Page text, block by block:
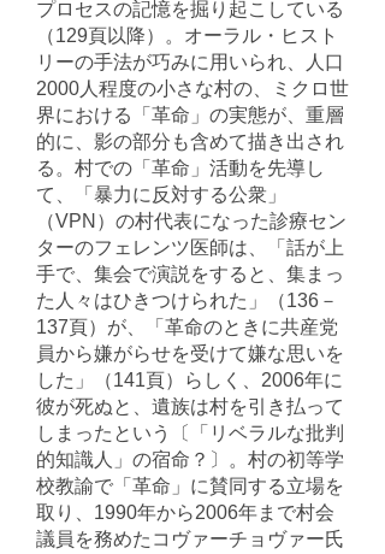
プロセスの記憶を掘り起こしている
（129頁以降）。オーラル・ヒスト
リーの手法が巧みに用いられ、人口
2000人程度の小さな村の、ミクロ世
界における「革命」の実態が、重層
的に、影の部分も含めて描き出され
る。村での「革命」活動を先導し
て、「暴力に反対する公衆」
（VPN）の村代表になった診療セン
ターのフェレンツ医師は、「話が上
手で、集会で演説をすると、集まっ
た人々はひきつけられた」（136－
137頁）が、「革命のときに共産党
員から嫌がらせを受けて嫌な思いを
した」（141頁）らしく、2006年に
彼が死ぬと、遺族は村を引き払って
しまったという〔「リベラルな批判
的知識人」の宿命？〕。村の初等学
校教諭で「革命」に賛同する立場を
取り、1990年から2006年まで村会
議員を務めたコヴァーチョヴァー氏